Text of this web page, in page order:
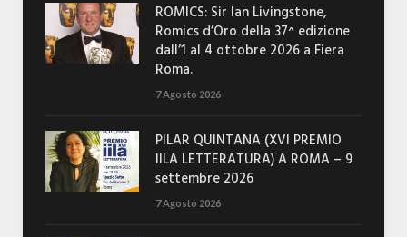
ROMICS: Sir Ian Livingstone,
Romics d’Oro della 37^ edizione
dall’1 al 4 ottobre 2026 a Fiera
Roma.
7 Agosto 2026
PILAR QUINTANA (XVI PREMIO
IILA LETTERATURA) A ROMA – 9
settembre 2026
7 Agosto 2026